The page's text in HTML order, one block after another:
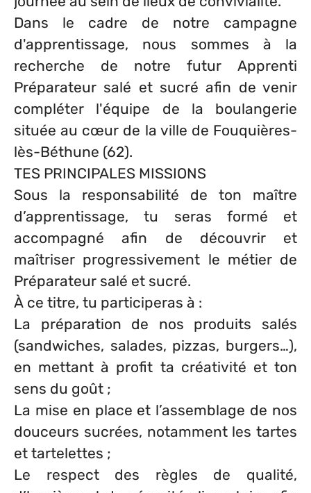
Dans le cadre de notre campagne
d'apprentissage, nous sommes à la
recherche de notre futur Apprenti
Préparateur salé et sucré afin de venir
compléter l'équipe de la boulangerie
située au cœur de la ville de Fouquières-
lès-Béthune (62).
TES PRINCIPALES MISSIONS
Sous la responsabilité de ton maître
d’apprentissage, tu seras formé et
accompagné afin de découvrir et
maîtriser progressivement le métier de
Préparateur salé et sucré.
À ce titre, tu participeras à :
La préparation de nos produits salés
(sandwiches, salades, pizzas, burgers…),
en mettant à profit ta créativité et ton
sens du goût ;
La mise en place et l’assemblage de nos
douceurs sucrées, notamment les tartes
et tartelettes ;
Le respect des règles de qualité,